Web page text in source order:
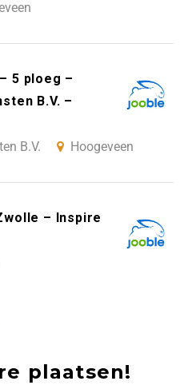
5 ploeg –
B.V. –
B.V.
Hoogeveen
– Inspire
plaatsen!